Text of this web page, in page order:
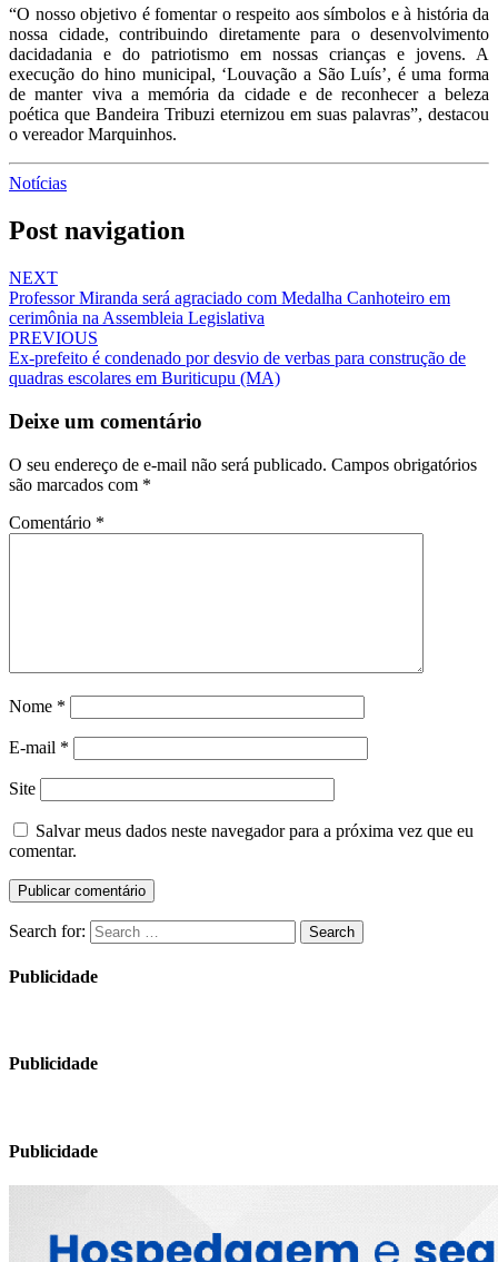
“O nosso objetivo é fomentar o respeito aos símbolos e à história da
nossa cidade, contribuindo diretamente para o desenvolvimento
dacidadania e do patriotismo em nossas crianças e jovens. A
execução do hino municipal, ‘Louvação a São Luís’, é uma forma
de manter viva a memória da cidade e de reconhecer a beleza
poética que Bandeira Tribuzi eternizou em suas palavras”, destacou
o vereador Marquinhos.
Notícias
Post navigation
NEXT
Professor Miranda será agraciado com Medalha Canhoteiro em
cerimônia na Assembleia Legislativa
PREVIOUS
Ex-prefeito é condenado por desvio de verbas para construção de
quadras escolares em Buriticupu (MA)
Deixe um comentário
O seu endereço de e-mail não será publicado. Campos obrigatórios
são marcados com *
Comentário *
Nome *
E-mail *
Site
Salvar meus dados neste navegador para a próxima vez que eu
comentar.
Search for: Search
Publicidade
Publicidade
Publicidade